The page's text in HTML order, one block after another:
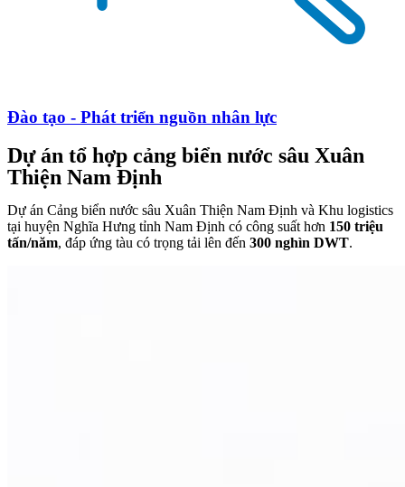
Đào tạo - Phát triển nguồn nhân lực
Dự án tổ hợp cảng biển nước sâu Xuân
Thiện Nam Định
Dự án Cảng biển nước sâu Xuân Thiện Nam Định và Khu logistics
tại huyện Nghĩa Hưng tỉnh Nam Định có công suất hơn 150 triệu
tấn/năm, đáp ứng tàu có trọng tải lên đến 300 nghìn DWT.